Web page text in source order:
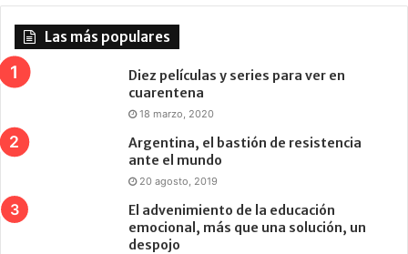
Las más populares
Diez películas y series para ver en
cuarentena
18 marzo, 2020
Argentina, el bastión de resistencia
ante el mundo
20 agosto, 2019
El advenimiento de la educación
emocional, más que una solución, un
despojo